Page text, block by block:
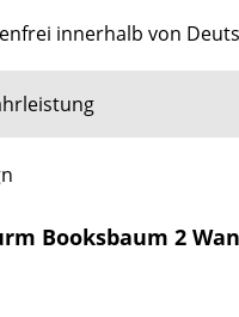
innerhalb von
Booksbaum 2